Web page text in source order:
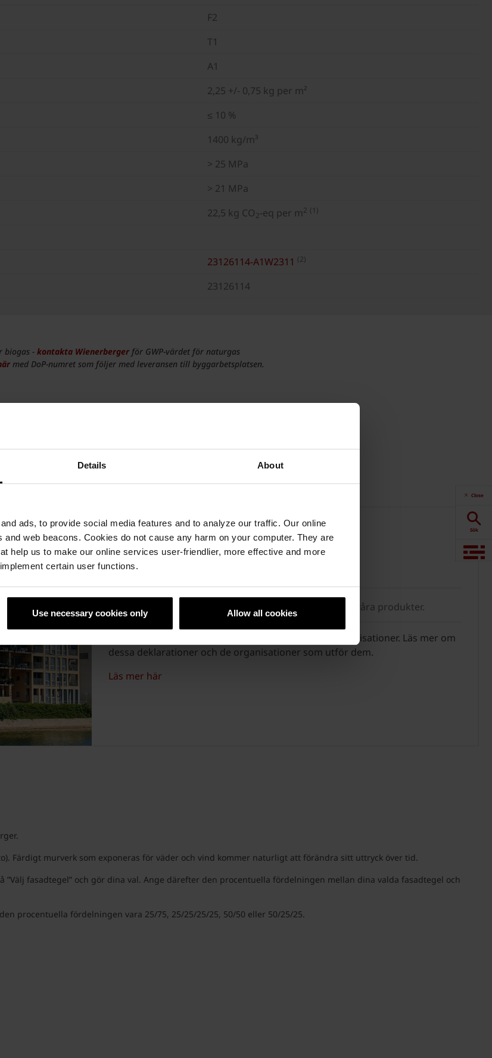
Details About
ads, to provide social media features and to analyze our traffic. Our online
web beacons. Cookies do not cause any harm on your computer. They are
help us to make our online services user-friendlier, more effective and more
certain user functions.
Use necessary cookies only Allow all cookies
F2
T1
A1
2,25 +/- 0,75 kg per m²
≤ 10 %
1400 kg/m³
> 25 MPa
> 21 MPa
22,5 kg CO2-eq per m2 (1)
23126114-A1W2311 (2)
23126114
biogas - kontakta Wienerberger för GWP-värdet för naturgas
med DoP-numret som följer med leveransen till byggarbetsplatsen.
Miljöbedömning av produkter
På Wienerberger jobbar vi aktivt för att miljödeklarera våra produkter.
Våra produkter finns bedömda av en rad externa organisationer. Läs mer om
dessa deklarationer och de organisationer som utför dem.
Läs mer här
Färdigt murverk som exponeras för väder och vind kommer naturligt att förändra sitt uttryck över tid.
fasadtegel” och gör dina val. Ange därefter den procentuella fördelningen mellan dina valda fasadtegel och
procentuella fördelningen vara 25/75, 25/25/25/25, 50/50 eller 50/25/25.
Close
Sök